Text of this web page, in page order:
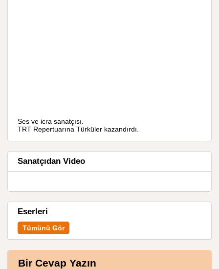
Ses ve icra sanatçısı.
TRT Repertuarına Türküler kazandırdı.
Sanatçıdan Video
Eserleri
Tümünü Gör
Bir Cevap Yazın